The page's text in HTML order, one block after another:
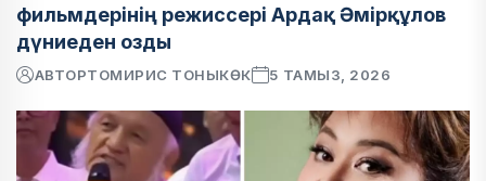
фильмдерінің режиссері Ардақ Әмірқұлов
дүниеден озды
АВТОРТОМИРИС ТОНЫКӨК 5 ТАМЫЗ, 2026